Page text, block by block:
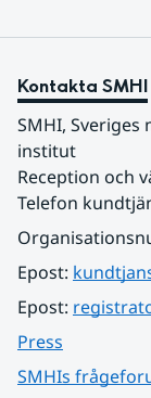
Kontakta SMHI
SMHI,
institut
Reception och
Telefon
Epost:
Epost:
Press
SMHIs